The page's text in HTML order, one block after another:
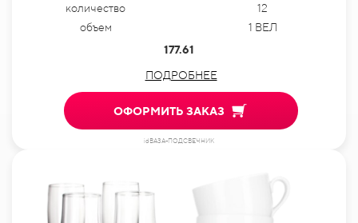
количество
12
объем
1 ВЕЛ
177.61
ПОДРОБНЕЕ
ОФОРМИТЬ ЗАКАЗ
idВАЗА-ПОДСВЕЧНИК